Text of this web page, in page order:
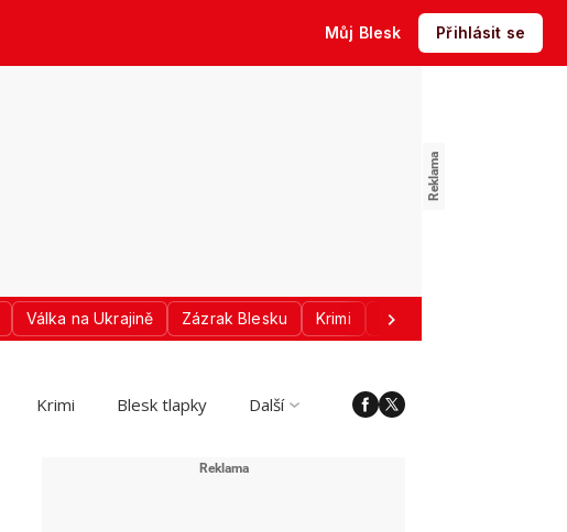
Můj Blesk Přihlásit se
Válka na Ukrajině Zázrak Blesku Krimi Donald Trump
Krimi Blesk tlapky Další